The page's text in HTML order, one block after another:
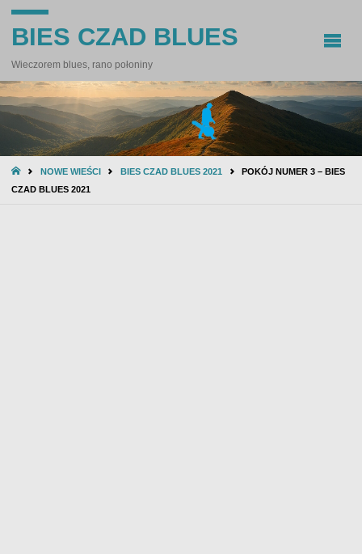
BIES CZAD BLUES
Wieczorem blues, rano połoniny
STRONA
GŁÓWNA
NOWE WIEŚCI BIES CZAD BLUES 2021
POKÓJ NUMER 3 – BIES
CZAD BLUES 2021